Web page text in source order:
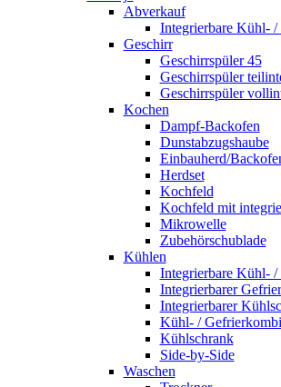
Abverkauf
Integrierbare Kühl-
Geschirr
Geschirrspüler 45
Geschirrspüler
Geschirrspüler
Kochen
Dampf-Backofen
Dunstabzugshaube
Einbauherd/
Herdset
Kochfeld
Kochfeld mit
Mikrowelle
Zubehörschublade
Kühlen
Integrierbare Kühl-
Integrierbarer
Integrierbarer
Kühl- /
Kühlschrank
Side-by-Side
Waschen